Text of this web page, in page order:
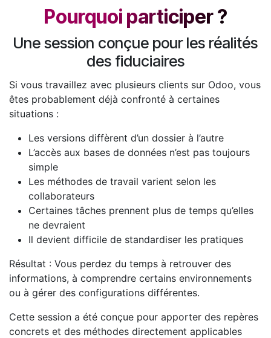
Pourquoi participer ?
Une session conçue pour les réalités
des fiduciaires
Si vous travaillez avec plusieurs clients sur Odoo, vous
êtes probablement déjà confronté à certaines
situations :
Les versions diffèrent d’un dossier à l’autre
L’accès aux bases de données n’est pas toujours
simple
Les méthodes de travail varient selon les
collaborateurs
Certaines tâches prennent plus de temps qu’elles
ne devraient
Il devient difficile de standardiser les pratiques
Résultat : Vous perdez du temps à retrouver des
informations, à comprendre certains environnements
ou à gérer des configurations différentes.
Cette session a été conçue pour apporter des repères
concrets et des méthodes directement applicables